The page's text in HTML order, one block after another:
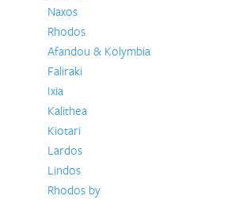
Naxos
Rhodos
Afandou & Kolymbia
Faliraki
Ixia
Kalithea
Kiotari
Lardos
Lindos
Rhodos by